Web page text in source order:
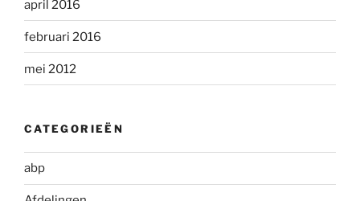
april 2016
februari 2016
mei 2012
CATEGORIEËN
abp